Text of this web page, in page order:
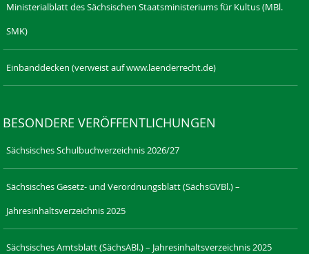
Ministerialblatt des Sächsischen Staatsministeriums für Kultus (MBl.
SMK)
Einbanddecken (verweist auf www.laenderrecht.de)
BESONDERE VERÖFFENTLICHUNGEN
Sächsisches Schulbuchverzeichnis 2026/27
Sächsisches Gesetz- und Verordnungsblatt (SächsGVBl.) –
Jahresinhaltsverzeichnis 2025
Sächsisches Amtsblatt (SächsABl.) – Jahresinhaltsverzeichnis 2025